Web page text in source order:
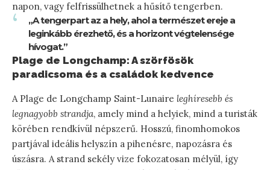
napon, vagy felfrissülhetnek a hűsítő tengerben.
„A tengerpart az a hely, ahol a természet ereje a
leginkább érezhető, és a horizont végtelensége
hívogat.”
Plage de Longchamp: A szörfösök
paradicsoma és a családok kedvence
A Plage de Longchamp Saint-Lunaire leghíresebb és
legnagyobb strandja, amely mind a helyiek, mind a turisták
körében rendkívül népszerű. Hosszú, finomhomokos
partjával ideális helyszín a pihenésre, napozásra és
úszásra. A strand sekély vize fokozatosan mélyül, így